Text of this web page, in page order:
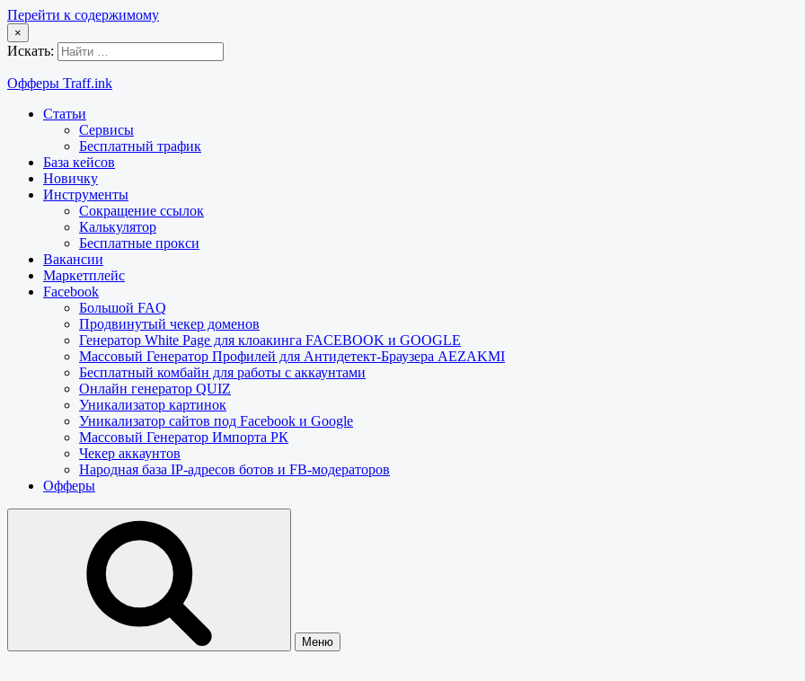
Перейти к содержимому
×
Искать:
Офферы Traff.ink
Статьи
Сервисы
Бесплатный трафик
База кейсов
Новичку
Инструменты
Сокращение ссылок
Калькулятор
Бесплатные прокси
Вакансии
Маркетплейс
Facebook
Большой FAQ
Продвинутый чекер доменов
Генератор White Page для клоакинга FACEBOOK и GOOGLE
Массовый Генератор Профилей для Антидетект-Браузера AEZAKMI
Бесплатный комбайн для работы с аккаунтами
Онлайн генератор QUIZ
Уникализатор картинок
Уникализатор сайтов под Facebook и Google
Массовый Генератор Импорта РК
Чекер аккаунтов
Народная база IP-адресов ботов и FB-модераторов
Офферы
Меню